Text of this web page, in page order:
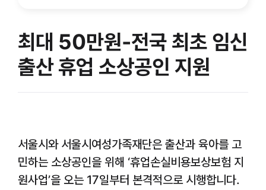
최대 50만원-전국 최초 임신
출산 휴업 소상공인 지원
서울시와 서울시여성가족재단은 출산과 육아를 고
민하는 소상공인을 위해 ‘휴업손실비용보상보험 지
원사업’을 오는 17일부터 본격적으로 시행합니다.